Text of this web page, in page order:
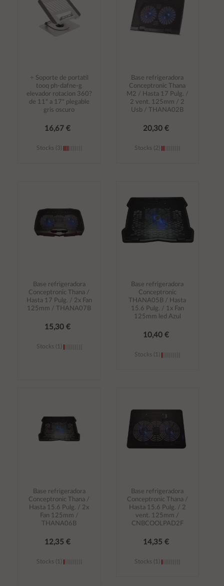
÷ Soporte de portatil
tooq ph-dafne-g
elevador rotacion 360?
de 11" a 17" plegable
gris oscuro
16,67 €
Stocks (3)
Base refrigeradora
Conceptronic Thana
M2 / Hasta 17 Pulg. /
2 vent. 125mm / 2
Usb / THANA02B
20,30 €
Stocks (2)
carrito
Base refrigeradora
Conceptronic Thana /
Hasta 17 Pulg. / 2x Fan
125mm / THANA07B
15,30 €
Stocks (1)
Base refrigeradora
Conceptronic
THANA05B / Hasta
15.6 Pulg. / 1x Fan
125mm led Azul
10,40 €
Stocks (1)
Base refrigeradora
Conceptronic Thana /
Hasta 15.6 Pulg. / 2x
Fan 125mm /
THANA06B
12,35 €
Stocks (1)
Base refrigeradora
Conceptronic Thana /
Hasta 15.6 Pulg. / 2
vent. 125mm /
CNBCOOLPAD2F
14,35 €
Stocks (1)